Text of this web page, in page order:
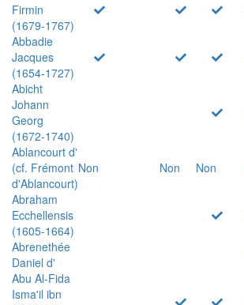
Firmin
(1679-1767)
Abbadie
Jacques
(1654-1727)
Abicht
Johann
Georg
(1672-1740)
Ablancourt d'
(cf. Frémont
d'Ablancourt)
Non Non Non
Abraham
Ecchellensis
(1605-1664)
Abrenethée
Daniel d'
Abu Al-Fida
Isma'il ibn